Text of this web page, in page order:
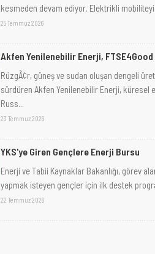
kesmeden devam ediyor. Elektrikli
25 Temmuz 2026
Akfen Yenilenebilir Enerji,
RüzgÃ¢r, güneş ve sudan oluşan dengeli
sürdüren Akfen Yenilenebilir Enerji, küresel
Russ...
23 Temmuz 2026
YKS'ye Giren Gençlere Enerji Bursu
Enerji ve Tabii Kaynaklar Bakanlığı, görev
yapmak isteyen gençler için ilk destek
22 Temmuz 2026